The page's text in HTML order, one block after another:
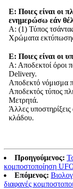
Ε: Ποιες είναι οι
ενημερώσω εάν
Α: (1) Τύπος
Χρώματα
Ε: Ποιες είναι οι
Α: Αποδεκτοί όροι
Delivery.
Αποδεκτό
Αποδεκτός τύπος
Μετρητά.
Άλλες
κλάδου.
Προηγούμενος:
κομποστοποίηση
Επόμενος:
διαφανές